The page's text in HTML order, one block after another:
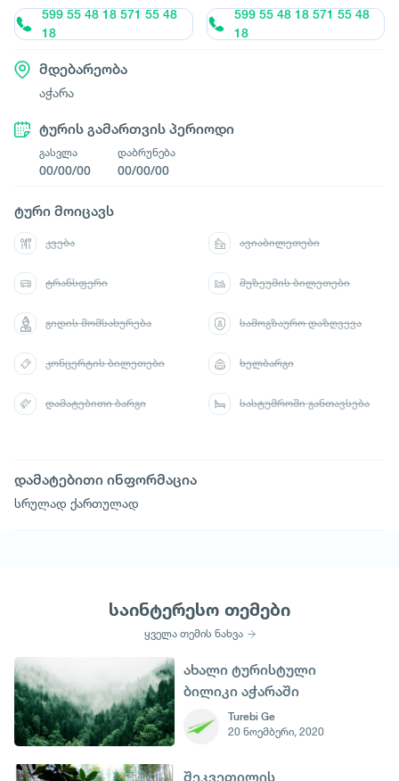
599 55 48 18 571 55 48
18
599 55 48 18 571 55 48
18
მდებარეობა
აჭარა
ტურის გამართვის პერიოდი
გასვლა
00/00/00
დაბრუნება
00/00/00
დამატებითი ინფორმაცია
სრულად ქართულად
ტური მოიცავს
კვება ავიაბილეთები
ტრანსფერი მუზეუმის ბილეთები
გიდის მომსახურება სამოგზაურო დაზღვევა
კონცერტის ბილეთები ხელბარგი
დამატებითი ბარგი სასტუმროში განთავსება
საინტერესო თემები
ყველა თემის ნახვა
ახალი ტურისტული
ბილიკი აჭარაში
Turebi Ge
20 ნოემბერი, 2020
შეკვეთილის